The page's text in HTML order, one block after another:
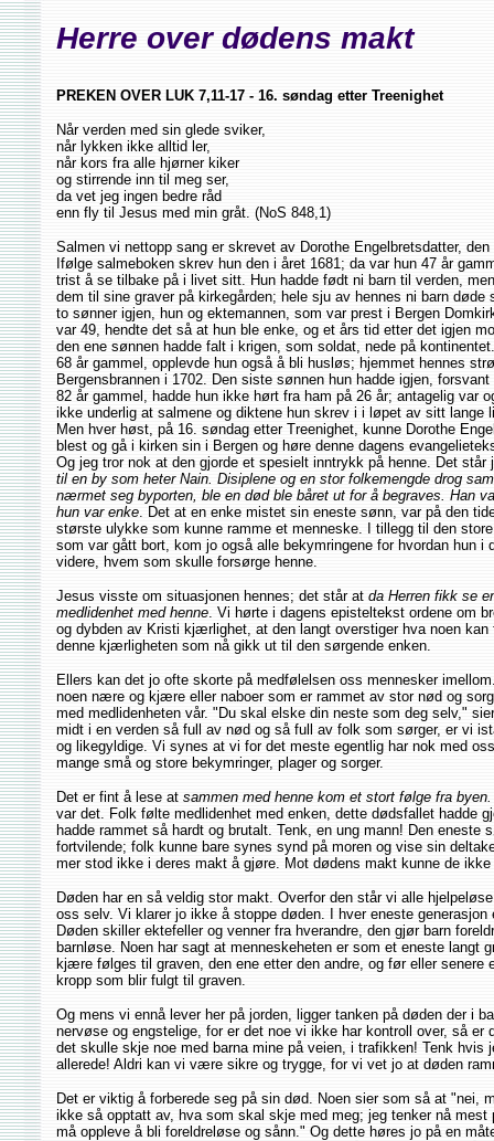
Herre over dødens makt
PREKEN OVER LUK 7,11-17 - 16. søndag etter Treenighet
Når verden med sin glede sviker,
når lykken ikke alltid ler,
når kors fra alle hjørner kiker
og stirrende inn til meg ser,
da vet jeg ingen bedre råd
enn fly til Jesus med min gråt. (NoS 848,1)
Salmen vi nettopp sang er skrevet av Dorothe Engelbretsdatter,
Ifølge salmeboken skrev hun den i året 1681; da var hun 47 år
trist å se tilbake på i livet sitt. Hun hadde født ni barn til verden,
dem til sine graver på kirkegården; hele sju av hennes ni barn døde
to sønner igjen, hun og ektemannen, som var prest i Bergen
var 49, hendte det så at hun ble enke, og et års tid etter det igjen
den ene sønnen hadde falt i krigen, som soldat, nede på
68 år gammel, opplevde hun også å bli husløs; hjemmet hennes
Bergensbrannen i 1702. Den siste sønnen hun hadde igjen,
82 år gammel, hadde hun ikke hørt fra ham på 26 år; antagelig var
ikke underlig at salmene og diktene hun skrev i i løpet av sitt lange
Men hver høst, på 16. søndag etter Treenighet, kunne Dorothe
blest og gå i kirken sin i Bergen og høre denne dagens
Og jeg tror nok at den gjorde et spesielt inntrykk på henne. Det står
til en by som heter Nain. Disiplene og en stor folkemengde drog
nærmet seg byporten, ble en død ble båret ut for å begraves. Han
hun var enke. Det at en enke mistet sin eneste sønn, var på den
største ulykke som kunne ramme et menneske. I tillegg til den
som var gått bort, kom jo også alle bekymringene for hvordan hun i
videre, hvem som skulle forsørge henne.
Jesus visste om situasjonen hennes; det står at da Herren fikk se
medlidenhet med henne. Vi hørte i dagens episteltekst ordene om
og dybden av Kristi kjærlighet, at den langt overstiger hva noen kan
denne kjærligheten som nå gikk ut til den sørgende enken.
Ellers kan det jo ofte skorte på medfølelsen oss mennesker
noen nære og kjære eller naboer som er rammet av stor nød og
med medlidenheten vår. "Du skal elske din neste som deg selv,"
midt i en verden så full av nød og så full av folk som sørger, er vi
og likegyldige. Vi synes at vi for det meste egentlig har nok med
mange små og store bekymringer, plager og sorger.
Det er fint å lese at sammen med henne kom et stort følge fra byen.
var det. Folk følte medlidenhet med enken, dette dødsfallet hadde
hadde rammet så hardt og brutalt. Tenk, en ung mann! Den eneste
fortvilende; folk kunne bare synes synd på moren og vise sin
mer stod ikke i deres makt å gjøre. Mot dødens makt kunne de ikke
Døden har en så veldig stor makt. Overfor den står vi alle
oss selv. Vi klarer jo ikke å stoppe døden. I hver eneste generasjon
Døden skiller ektefeller og venner fra hverandre, den gjør barn
barnløse. Noen har sagt at menneskeheten er som et eneste langt
kjære følges til graven, den ene etter den andre, og før eller senere
kropp som blir fulgt til graven.
Og mens vi ennå lever her på jorden, ligger tanken på døden der i
nervøse og engstelige, for er det noe vi ikke har kontroll over, så er
det skulle skje noe med barna mine på veien, i trafikken! Tenk hvis
allerede! Aldri kan vi være sikre og trygge, for vi vet jo at døden
Det er viktig å forberede seg på sin død. Noen sier som så at "nei,
ikke så opptatt av, hva som skal skje med meg; jeg tenker nå mest
må oppleve å bli foreldreløse og sånn." Og dette høres jo på en